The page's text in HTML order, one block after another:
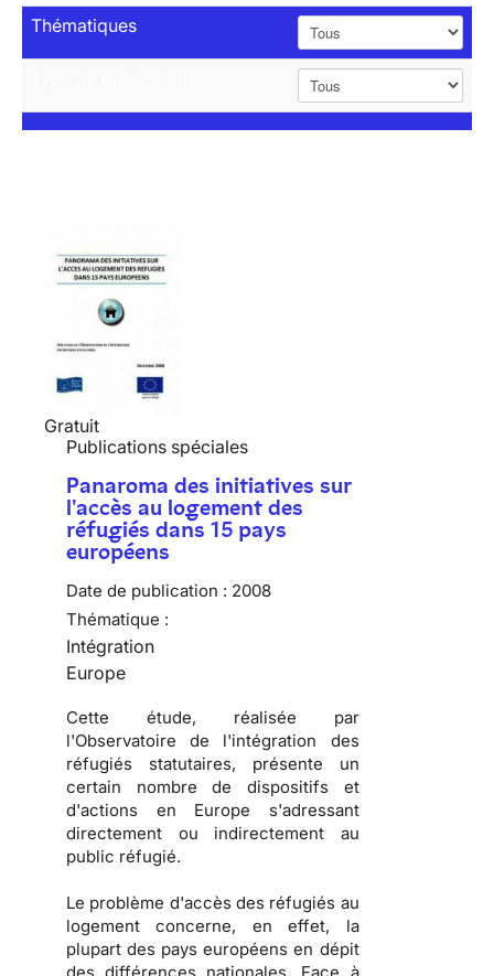
Thématiques
Gratuit
Publications spéciales
Panaroma des initiatives sur
l'accès au logement des
réfugiés dans 15 pays
européens
Date de publication : 2008
Thématique :
Intégration
Europe
Cette étude, réalisée par
l'Observatoire de l'intégration des
réfugiés statutaires, présente un
certain nombre de dispositifs et
d'actions en Europe s'adressant
directement ou indirectement au
public réfugié.
Le problème d'accès des réfugiés au
logement concerne, en effet, la
plupart des pays européens en dépit